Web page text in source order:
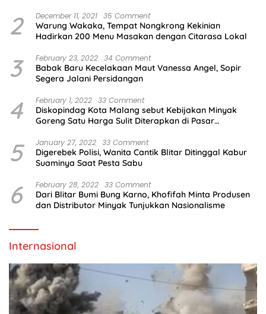
2 December 11, 2021 35 Comment
Warung Wakaka, Tempat Nongkrong Kekinian
Hadirkan 200 Menu Masakan dengan Citarasa Lokal
3 February 23, 2022 34 Comment
Babak Baru Kecelakaan Maut Vanessa Angel, Sopir
Segera Jalani Persidangan
4 February 1, 2022 33 Comment
Diskopindag Kota Malang sebut Kebijakan Minyak
Goreng Satu Harga Sulit Diterapkan di Pasar
5 January 27, 2022 33 Comment
Digerebek Polisi, Wanita Cantik Blitar Ditinggal Kabur
Suaminya Saat Pesta Sabu
6 February 28, 2022 33 Comment
Dari Blitar Bumi Bung Karno, Khofifah Minta Produsen
dan Distributor Minyak Tunjukkan Nasionalisme
Internasional